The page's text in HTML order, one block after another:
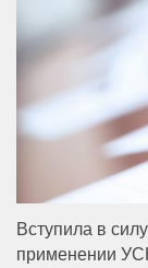
Вступила в
применении